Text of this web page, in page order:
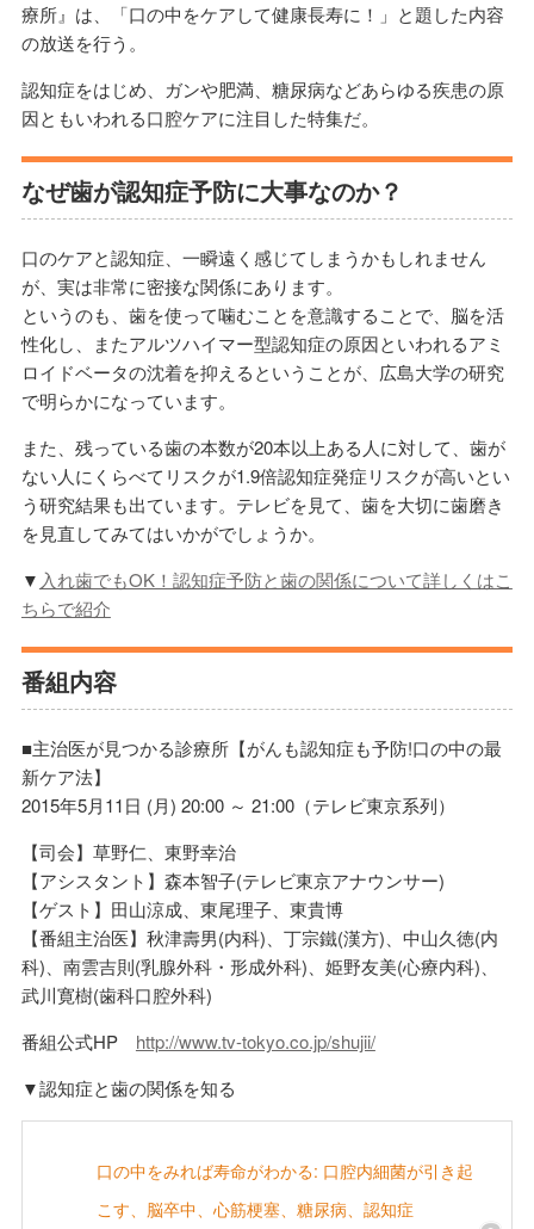
療所』は、「口の中をケアして健康長寿に！」と題した内容
の放送を行う。
認知症をはじめ、ガンや肥満、糖尿病などあらゆる疾患の原
因ともいわれる口腔ケアに注目した特集だ。
なぜ歯が認知症予防に大事なのか？
口のケアと認知症、一瞬遠く感じてしまうかもしれません
が、実は非常に密接な関係にあります。
というのも、歯を使って噛むことを意識することで、脳を活
性化し、またアルツハイマー型認知症の原因といわれるアミ
ロイドベータの沈着を抑えるということが、広島大学の研究
で明らかになっています。
また、残っている歯の本数が20本以上ある人に対して、歯が
ない人にくらべてリスクが1.9倍認知症発症リスクが高いとい
う研究結果も出ています。テレビを見て、歯を大切に歯磨き
を見直してみてはいかがでしょうか。
▼ 入れ歯でもOK！認知症予防と歯の関係について詳しくはこ
ちらで紹介
番組内容
■主治医が見つかる診療所【がんも認知症も予防!口の中の最
新ケア法】
2015年5月11日 (月) 20:00 ～ 21:00（テレビ東京系列）
【司会】草野仁、東野幸治
【アシスタント】森本智子(テレビ東京アナウンサー)
【ゲスト】田山涼成、東尾理子、東貴博
【番組主治医】秋津壽男(内科)、丁宗鐵(漢方)、中山久徳(内
科)、南雲吉則(乳腺外科・形成外科)、姫野友美(心療内科)、
武川寛樹(歯科口腔外科)
番組公式HP http://www.tv-tokyo.co.jp/shujii/
▼認知症と歯の関係を知る
口の中をみれば寿命がわかる: 口腔内細菌が引き起
こす、脳卒中、心筋梗塞、糖尿病、認知症